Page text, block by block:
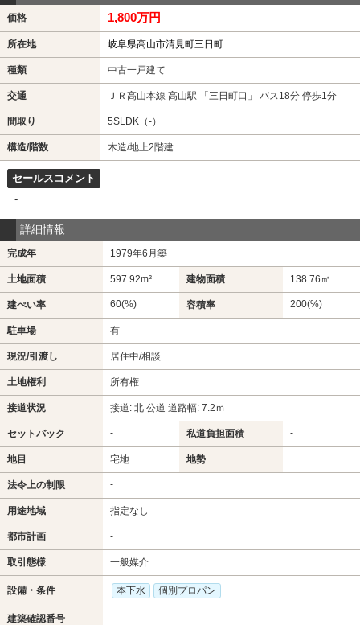
価格 1,800万円
所在地 岐阜県高山市清見町三日町
種類 中古一戸建て
交通 ＪＲ高山本線 高山駅 「三日町口」 バス18分 停歩1分
間取り 5SLDK（-）
構造/階数 木造/地上2階建
セールスコメント
-
詳細情報
完成年 1979年6月築
土地面積 597.92m² 建物面積 138.76㎡
建ぺい率 60(%) 容積率 200(%)
駐車場 有
現況/引渡し 居住中/相談
土地権利 所有権
接道状況 接道: 北 公道 道路幅: 7.2ｍ
セットバック - 私道負担面積 -
地目 宅地 地勢
法令上の制限 -
用途地域 指定なし
都市計画 -
取引態様 一般媒介
設備・条件 本下水 個別プロパン
建築確認番号